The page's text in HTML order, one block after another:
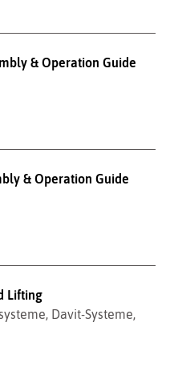
& Operation Guide
& Operation Guide
Lifting
Davit-Systeme,